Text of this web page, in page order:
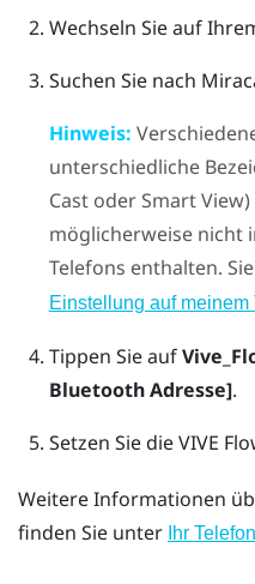
Wechseln Sie auf
Suchen Sie nach
Hinweis:
unterschiedliche
Cast oder Smart
möglicherweise nicht
Telefons enthalten.
Einstellung auf meinem
Tippen Sie auf
Bluetooth Adresse].
Setzen Sie dieVIVE
Weitere Informationen
finden Sie unter Ihr